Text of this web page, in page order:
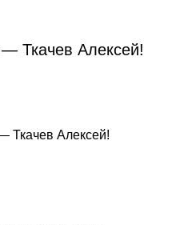
Ткачев Алексей!
Ткачев Алексей!